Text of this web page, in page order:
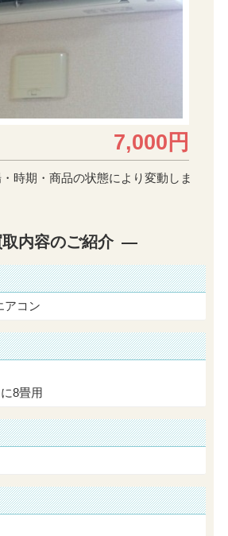
7,000円
時期・商品の状態により変動しま
取内容のご紹介
アコン
8畳用